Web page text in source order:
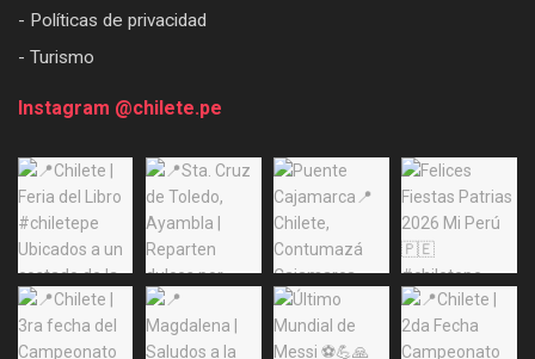
- Políticas de privacidad
- Turismo
Instagram @chilete.pe